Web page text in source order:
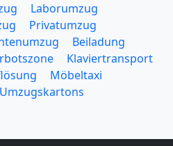
Laborumzug
Privatumzug
Beiladung
Klaviertransport
Möbeltaxi
Umzugskartons